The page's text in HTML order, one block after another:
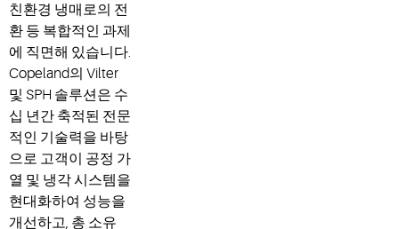
친환경 냉매로의 전
환 등 복합적인 과제
에 직면해 있습니다.
Copeland의 Vilter
및 SPH 솔루션은 수
십 년간 축적된 전문
적인 기술력을 바탕
으로 고객이 공정 가
열 및 냉각 시스템을
현대화하여 성능을
개선하고, 총 소유